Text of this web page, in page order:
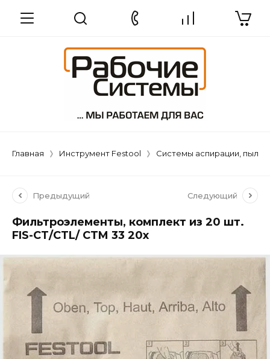
Главная Инструмент Festool Системы аспирации,
Предыдущий Следующий
Фильтроэлементы, комплект из 20 шт.
FIS-CT/CTL/ CTM 33 20x